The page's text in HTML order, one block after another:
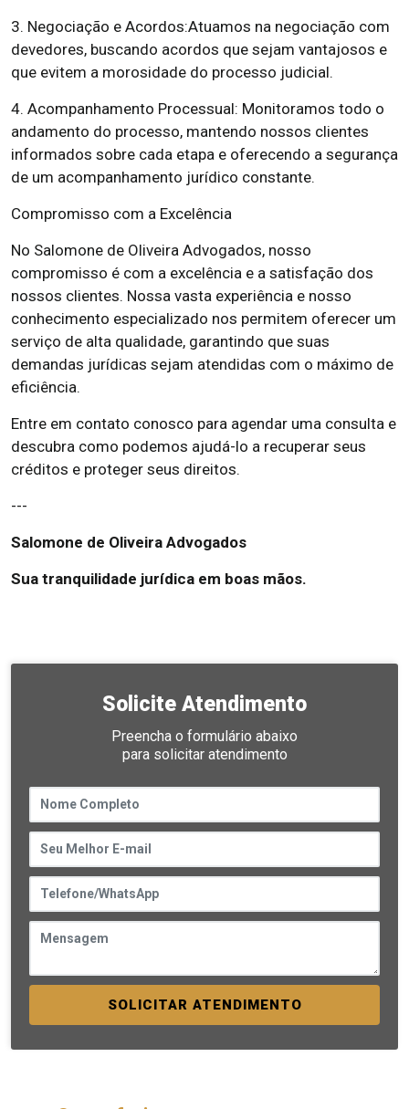
3. Negociação e Acordos:Atuamos na negociação com
devedores, buscando acordos que sejam vantajosos e
que evitem a morosidade do processo judicial.
4. Acompanhamento Processual: Monitoramos todo o
andamento do processo, mantendo nossos clientes
informados sobre cada etapa e oferecendo a segurança
de um acompanhamento jurídico constante.
Compromisso com a Excelência
No Salomone de Oliveira Advogados, nosso
compromisso é com a excelência e a satisfação dos
nossos clientes. Nossa vasta experiência e nosso
conhecimento especializado nos permitem oferecer um
serviço de alta qualidade, garantindo que suas
demandas jurídicas sejam atendidas com o máximo de
eficiência.
Entre em contato conosco para agendar uma consulta e
descubra como podemos ajudá-lo a recuperar seus
créditos e proteger seus direitos.
---
Salomone de Oliveira Advogados
Sua tranquilidade jurídica em boas mãos.
Solicite Atendimento
Preencha o formulário abaixo
para solicitar atendimento
SOLICITAR ATENDIMENTO